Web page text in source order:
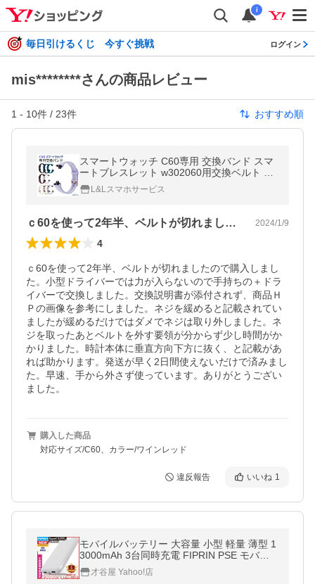
i
毎日引けるくじ 今すぐ挑戦 ログイン
mis********さんの商品レビュー
1 - 10件 / 23件 おすすめ順
スマートウォッチ C60専用 交換バンド スマ
ートブレスレット w302060用交換ベルト ラ
ンニングウォッチ 交換用バンド レディース
メンズ
L&Lスマホサービス
ｃ60を使って2年半、ベルトが切れまし… 2024/1/9
4
ｃ60を使って2年半、ベルトが切れましたので購入しまし
た。小型ドライバーでは力が入らないので手持ちの＋ドラ
イバーで交換しました。交換説明書が添付されず、商品Ｈ
Ｐの画像を参考にしました。ネジを緩めると記載されてい
ましたが緩めるだけではダメでネジは取り外しました。ネ
ジを取ったあとベルトを外す要領が分からず少し時間がか
かりました。時計本体に垂直方向下方に抜く、と記載があ
れば助かります。発送が早く2日間使えないだけで済みまし
た。早速、手から外さず使っています。ありがとうござい
ました。
購入した商品
対応サイズ/C60、カラー/ワインレッド
違反報告 いいね 1
モバイルバッテリー 大容量 小型 軽量 薄型 1
3000mAh 3台同時充電 FIPRIN PSE モバ充
スマホ iPhone 17 16 15 Android meta quest
ポイント利用 タイプc
才谷屋 Yahoo!店